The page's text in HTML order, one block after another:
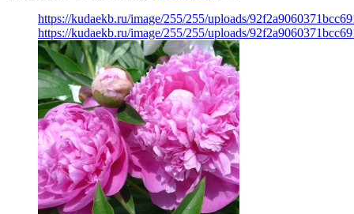
https://kudaekb.ru/image/255/255/uploads/
https://kudaekb.ru/image/255/255/uploads/